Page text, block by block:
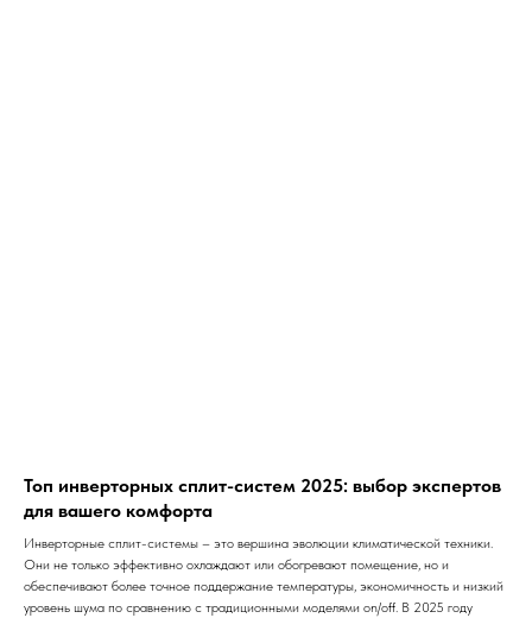
Топ инверторных сплит-систем 2025: выбор экспертов
для вашего комфорта
Инверторные сплит-системы – это вершина эволюции климатической техники.
Они не только эффективно охлаждают или обогревают помещение, но и
обеспечивают более точное поддержание температуры, экономичность и низкий
уровень шума по сравнению с традиционными моделями on/off. В 2025 году